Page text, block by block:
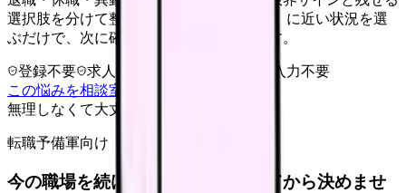
選択肢を分けて整理します。 「辞めたい」に近い状況を選
ぶだけで、次に確認することまで進めます。
登録不要 求人押し売りなし
病院名は入力不要
この悩みを相談室で整理する
無理しなくて大丈夫
転職予備軍向け
今の職場を続けるか、条件を比べてから決めませ